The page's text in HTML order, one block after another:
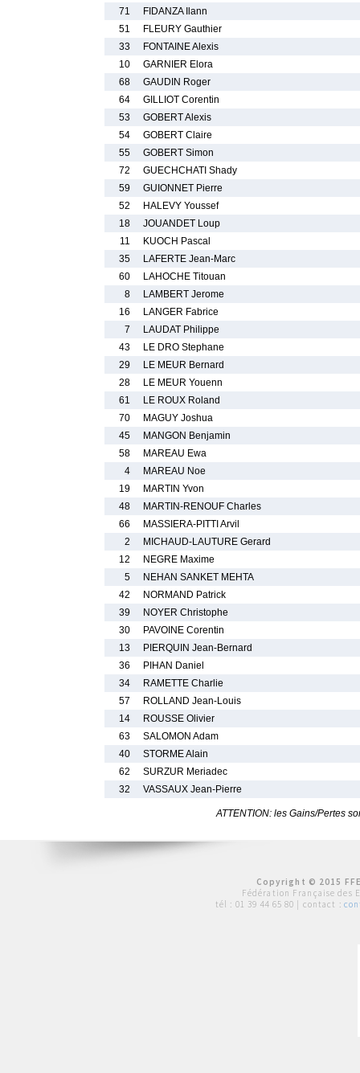
71
FIDANZA Ilann
51
FLEURY Gauthier
33
FONTAINE Alexis
10
GARNIER Elora
68
GAUDIN Roger
64
GILLIOT Corentin
53
GOBERT Alexis
54
GOBERT Claire
55
GOBERT Simon
72
GUECHCHATI Shady
59
GUIONNET Pierre
52
HALEVY Youssef
18
JOUANDET Loup
11
KUOCH Pascal
35
LAFERTE Jean-Marc
60
LAHOCHE Titouan
8
LAMBERT Jerome
16
LANGER Fabrice
7
LAUDAT Philippe
43
LE DRO Stephane
29
LE MEUR Bernard
28
LE MEUR Youenn
61
LE ROUX Roland
70
MAGUY Joshua
45
MANGON Benjamin
58
MAREAU Ewa
4
MAREAU Noe
19
MARTIN Yvon
48
MARTIN-RENOUF Charles
66
MASSIERA-PITTI Arvil
2
MICHAUD-LAUTURE Gerard
12
NEGRE Maxime
5
NEHAN SANKET MEHTA
42
NORMAND Patrick
39
NOYER Christophe
30
PAVOINE Corentin
13
PIERQUIN Jean-Bernard
36
PIHAN Daniel
34
RAMETTE Charlie
57
ROLLAND Jean-Louis
14
ROUSSE Olivier
63
SALOMON Adam
40
STORME Alain
62
SURZUR Meriadec
32
VASSAUX Jean-Pierre
ATTENTION: les Gains/Pertes
Copyright © 2015
Fédération Française des
tél : 01 39 44 65 80 | contact :